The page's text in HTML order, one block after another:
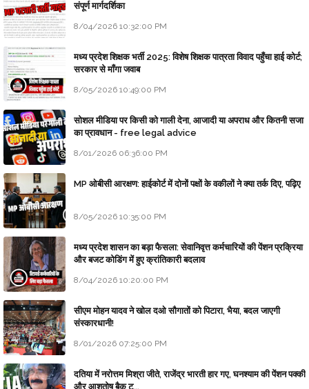
संपूर्ण मार्गदर्शिका
8/04/2026 10:32:00 PM
मध्य प्रदेश शिक्षक भर्ती 2025: विशेष शिक्षक पात्रता विवाद पहुँचा हाई कोर्ट;
सरकार से माँगा जवाब
8/05/2026 10:49:00 PM
सोशल मीडिया पर किसी को गाली देना, आजादी या अपराध और कितनी सजा
का प्रावधान - free legal advice
8/01/2026 06:36:00 PM
MP ओबीसी आरक्षण: हाईकोर्ट में दोनों पक्षों के वकीलों ने क्या तर्क दिए, पढ़िए
8/05/2026 10:35:00 PM
मध्य प्रदेश शासन का बड़ा फैसला: सेवानिवृत्त कर्मचारियों की पेंशन प्रक्रिया
और बजट कोडिंग में हुए क्रांतिकारी बदलाव
8/04/2026 10:20:00 PM
सीएम मोहन यादव ने खोल दओ सौगातों को पिटारा, भैया, बदल जाएगी
संस्कारधानी!
8/01/2026 07:25:00 PM
दतिया में नरोत्तम मिश्रा जीते, राजेंद्र भारती हार गए, घनश्याम की पेंशन पक्की
और आशुतोष बैक टू...